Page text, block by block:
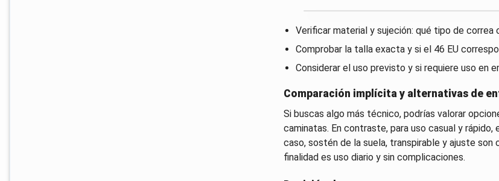
Verificar material y sujeción: qué tipo de
Comprobar la talla exacta y si el 46 EU
Considerar el uso previsto y si requiere uso en
Comparación implícita y alternativas de
Si buscas algo más técnico, podrías valorar
caminatas. En contraste, para uso casual y
caso, sostén de la suela, transpirable y ajuste
finalidad es uso diario y sin complicaciones.